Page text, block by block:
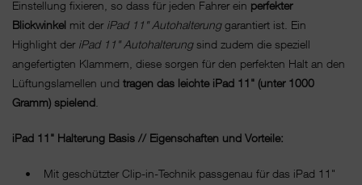
Einstellung fixieren, so dass für jeden Fahrer ein perfekter
Blickwinkel mit der iPad 11" Autohalterunggarantiert ist. Ein
Highlight der iPad 11" Autohalterungsind zudem die speziell
angefertigten Klammern, diese sorgen für den perfekten Halt an den
Lüftungslamellen und tragen das leichte iPad 11" (unter 1000
Gramm) spielend.
iPad 11" Halterung Basis // Eigenschaften und Vorteile:
• Mit geschützter Clip-in-Technik passgenau für das iPad 11"